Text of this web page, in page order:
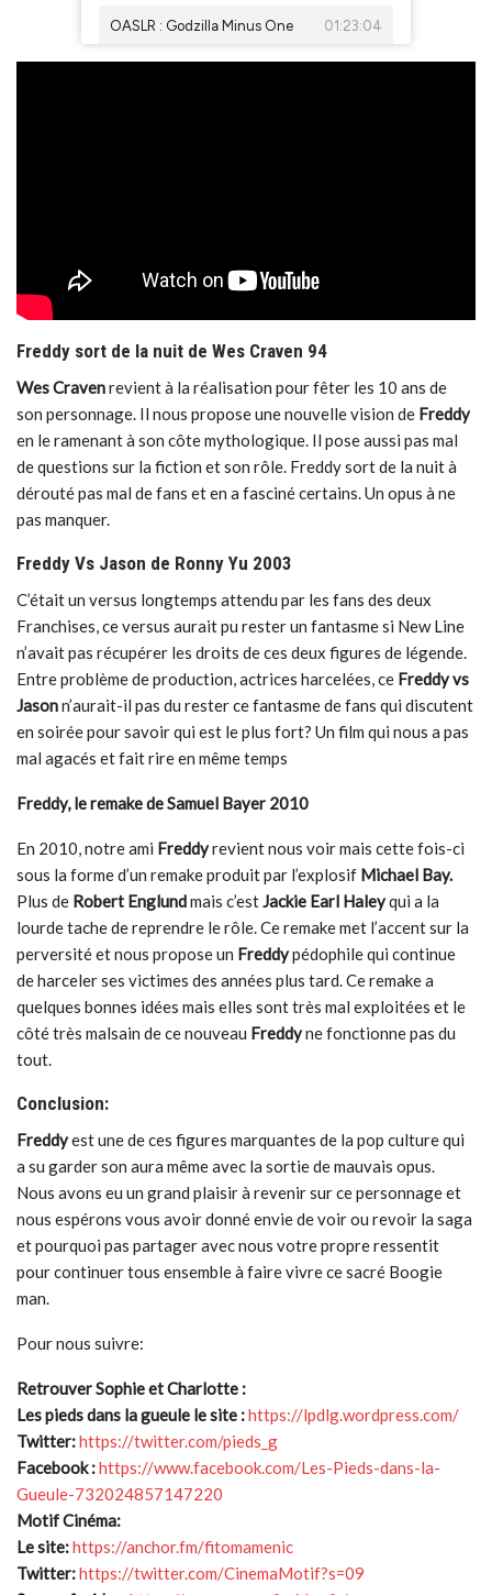
Freddy sort de la nuit de Wes Craven 94
Wes Cravenrevient à la réalisation pour fêter les 10 ans de
son personnage. Il nous propose une nouvelle vision de Freddy
en le ramenant à son côte mythologique. Il pose aussi pas mal
de questions sur la fiction et son rôle. Freddy sort de la nuit à
dérouté pas mal de fans et en a fasciné certains. Un opus à ne
pas manquer.
Freddy Vs Jason de Ronny Yu 2003
C’était un versus longtemps attendu par les fans des deux
Franchises, ce versus aurait pu rester un fantasme si New Line
n’avait pas récupérer les droits de ces deux figures de légende.
Entre problème de production, actrices harcelées, ce Freddy vs
Jasonn’aurait-il pas du rester ce fantasme de fans qui discutent
en soirée pour savoir qui est le plus fort? Un film qui nous a pas
mal agacés et fait rire en même temps
Freddy, le remake de Samuel Bayer 2010
En 2010, notre ami Freddyrevient nous voir mais cette fois-ci
sous la forme d’un remake produit par l’explosif Michael Bay.
Plus de Robert Englundmais c’estJackie Earl Haleyqui a la
lourde tache de reprendre le rôle. Ce remake met l’accent sur la
perversité et nous propose un Freddypédophile qui continue
de harceler ses victimes des années plus tard. Ce remake a
quelques bonnes idées mais elles sont très mal exploitées et le
côté très malsain de ce nouveau Freddyne fonctionne pas du
tout.
Conclusion:
Freddyest une de ces figures marquantes de la pop culture qui
a su garder son aura même avec la sortie de mauvais opus.
Nous avons eu un grand plaisir à revenir sur ce personnage et
nous espérons vous avoir donné envie de voir ou revoir la saga
et pourquoi pas partager avec nous votre propre ressentit
pour continuer tous ensemble à faire vivre ce sacré Boogie
man.
Pour nous suivre:
Retrouver Sophie et Charlotte :
Les pieds dans la gueule le site :https://lpdlg.wordpress.com/
Twitter:https://twitter.com/pieds_g
Facebook :https://www.facebook.com/Les-Pieds-dans-la-
Gueule-732024857147220
Motif Cinéma:
Le site:https://anchor.fm/fitomamenic
Twitter:https://twitter.com/CinemaMotif?s=09